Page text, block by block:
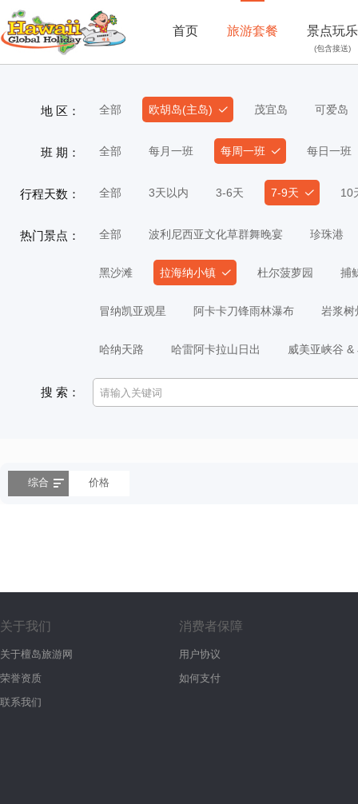
首页 旅游套餐 景点玩乐
(包含接送)
地 区： 全部 欧胡岛(主岛) 茂宜岛 可爱岛
班 期： 全部 每月一班 每周一班 每日一班
行程天数： 全部 3天以内 3-6天 7-9天 10
热门景点： 全部 波利尼西亚文化草群舞晚宴 珍珠港
黑沙滩 拉海纳小镇 杜尔菠萝园 捕
冒纳凯亚观星 阿卡卡刀锋雨林瀑布 岩浆树
哈纳天路 哈雷阿卡拉山日出 威美亚峡谷 &
搜 索：
综合 价格
关于我们
关于檀岛旅游网
荣誉资质
联系我们
消费者保障
用户协议
如何支付